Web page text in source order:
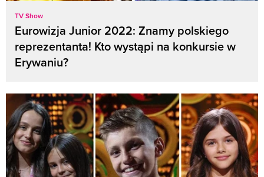
TV Show
Eurowizja Junior 2022: Znamy polskiego
reprezentanta! Kto wystąpi na konkursie w
Erywaniu?